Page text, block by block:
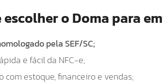
escolher o Doma para
pela SEF/SC;
e fácil da NFC-e;
com estoque, financeiro e vendas;